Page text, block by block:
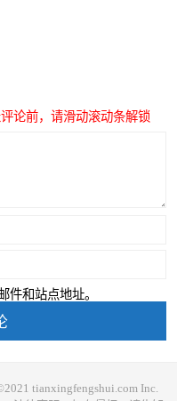
论前，请滑动滚动条解锁
件和站点地址。
tianxingfengshui.com Inc.